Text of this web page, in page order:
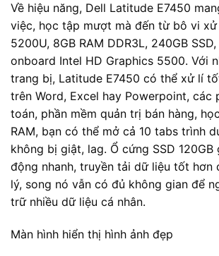
Về hiệu năng, Dell Latitude E7450
việc, học tập mượt mà đến từ bô vi
5200U, 8GB RAM DDR3L, 240GB
onboard Intel HD Graphics 5500. Với
trang bị, Latitude E7450 có thể xử lí
trên Word, Excel hay Powerpoint, các
toán, phần mềm quản trị bán hàng,
RAM, bạn có thể mở cả 10 tabs trình
không bị giật, lag. Ổ cứng SSD 120GB
động nhanh, truyền tải dữ liệu tốt hơn
lý, song nó vẫn có đủ không gian để
trữ nhiều dữ liệu cá nhân.
Màn hình hiển thị hình ảnh đẹp